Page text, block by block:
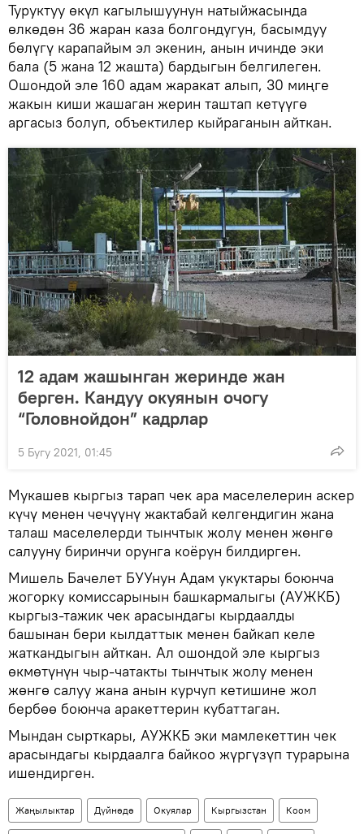
Туруктуу өкүл кагылышуунун натыйжасында
өлкөдөн 36 жаран каза болгондугун, басымдуу
бөлүгү карапайым эл экенин, анын ичинде эки
бала (5 жана 12 жашта) бардыгын белгилеген.
Ошондой эле 160 адам жаракат алып, 30 миңге
жакын киши жашаган жерин таштап кетүүгө
аргасыз болуп, объектилер кыйраганын айткан.
12 адам жашынган жеринде жан
берген. Кандуу окуянын очогу
“Головнойдон” кадрлар
5 Бугу 2021, 01:45
Мукашев кыргыз тарап чек ара маселелерин аскер
күчү менен чечүүнү жактабай келгендигин жана
талаш маселелерди тынчтык жолу менен жөнгө
салууну биринчи орунга коёрун билдирген.
Мишель Бачелет БУУнун Адам укуктары боюнча
жогорку комиссарынын башкармалыгы (АУЖКБ)
кыргыз-тажик чек арасындагы кырдаалды
башынан бери кылдаттык менен байкап келе
жаткандыгын айткан. Ал ошондой эле кыргыз
өкмөтүнүн чыр-чатакты тынчтык жолу менен
жөнгө салуу жана анын курчуп кетишине жол
бербөө боюнча аракеттерин кубаттаган.
Мындан сырткары, АУЖКБ эки мамлекеттин чек
арасындагы кырдаалга байкоо жүргүзүп турарына
ишендирген.
Жаңылыктар Дүйнөдө Окуялар Кыргызстан Коом